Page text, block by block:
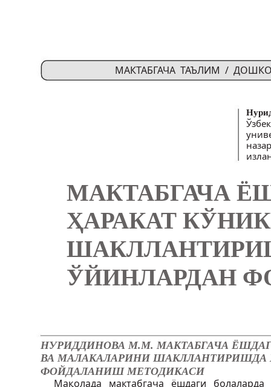
МАКТАБГАЧА
ҲАРАКАТ
ЎЙИНЛАРДАН
НУРИДДИНОВА М.М. МАКТАБГАЧА
ВА МАЛАКАЛАРИНИ ШАКЛЛАНТИРИШДА
ФОЙДАЛАНИШ МЕТОДИКАСИ
Мақолада мактабгача ёшдаги
МАКТАБГАЧА ТАЪЛИМ /